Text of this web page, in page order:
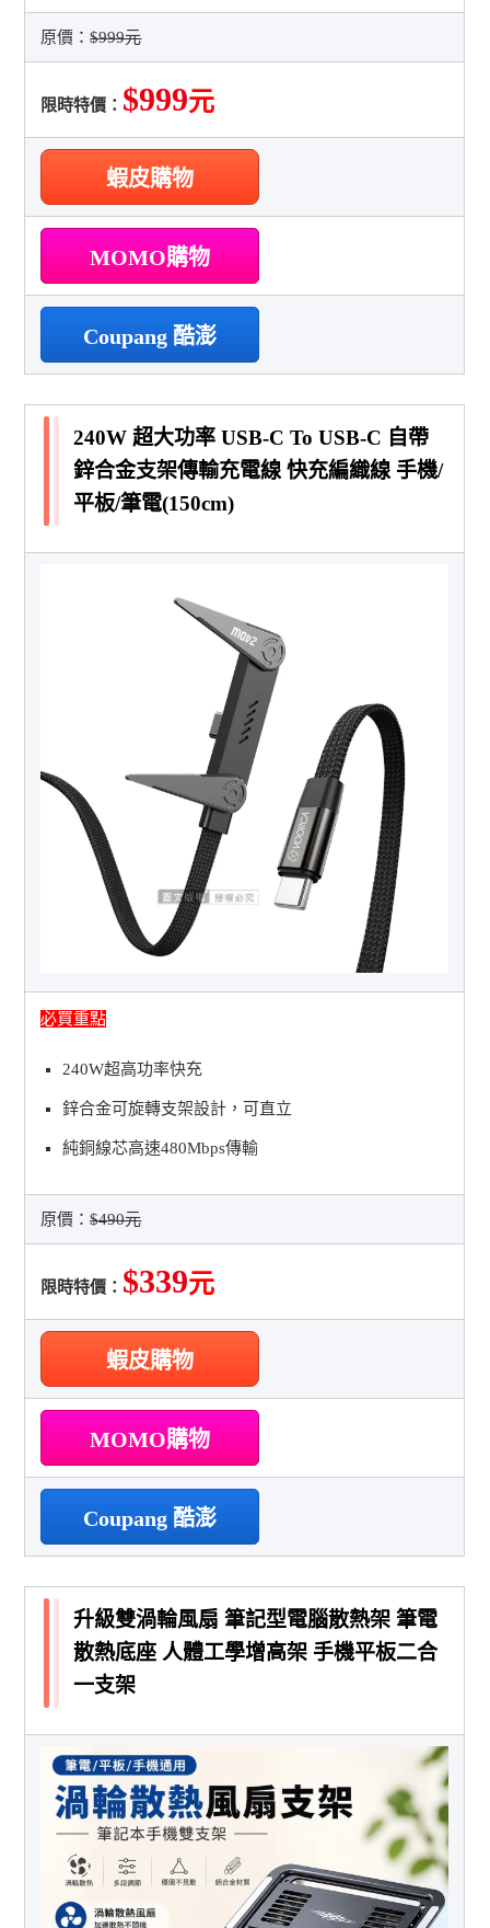
原價：$999元
限時特價： $999元
蝦皮購物
MOMO購物
Coupang 酷澎
240W 超大功率 USB-C To USB-C 自帶
鋅合金支架傳輸充電線 快充編織線 手機/
平板/筆電(150cm)
必買重點
240W超高功率快充
鋅合金可旋轉支架設計，可直立
純銅線芯高速480Mbps傳輸
原價：$490元
限時特價： $339元
蝦皮購物
MOMO購物
Coupang 酷澎
升級雙渦輪風扇 筆記型電腦散熱架 筆電
散熱底座 人體工學增高架 手機平板二合
一支架